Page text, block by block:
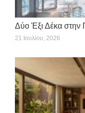
Δύο Έξι Δέκα
21 Ιουλίου, 2026